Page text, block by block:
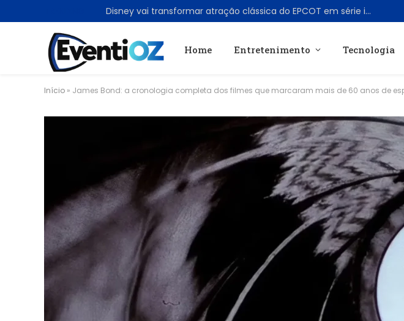
Disney vai transformar atração clássica do EPCOT em série inédita para Disney+
Home Entretenimento Tecnologia
Início » James Bond: a cronologia completa dos filmes que marcaram mais de 60 anos de